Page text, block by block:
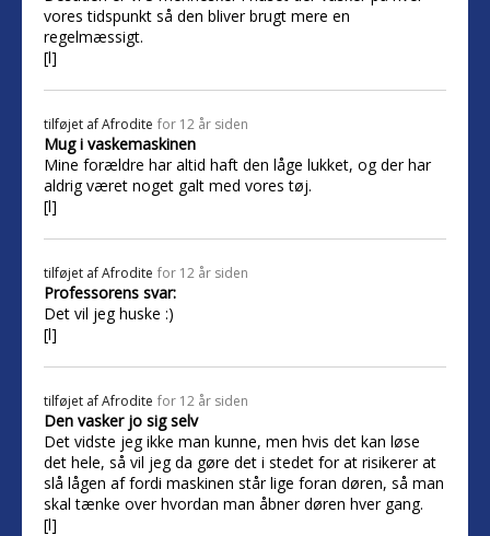
vores tidspunkt så den bliver brugt mere en
regelmæssigt.
[l]
tilføjet afAfrodite for 12 år siden
Mug i vaskemaskinen
Mine forældre har altid haft den låge lukket, og der har
aldrig været noget galt med vores tøj.
[l]
tilføjet afAfrodite for 12 år siden
Professorens svar:
Det vil jeg huske :)
[l]
tilføjet afAfrodite for 12 år siden
Den vasker jo sig selv
Det vidste jeg ikke man kunne, men hvis det kan løse
det hele, så vil jeg da gøre det i stedet for at risikerer at
slå lågen af fordi maskinen står lige foran døren, så man
skal tænke over hvordan man åbner døren hver gang.
[l]